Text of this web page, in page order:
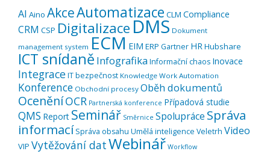
AI Aino AkceAutomatizace CLM Compliance
CRM CSP Digitalizace DMS Dokument
management system ECM EIM ERP Gartner HR Hubshare
ICT snídaně InfografikaInformační chaos Inovace
IntegraceIT bezpečnost Knowledge Work Automation
Konference Obchodní procesy Oběh dokumentů
OceněníOCR Partnerská konference Případová studie
QMS Report Seminář Směrnice Spolupráce Správa
informací Správa obsahu Umělá inteligence Veletrh Video
VIP Vytěžování datWebinář Workflow